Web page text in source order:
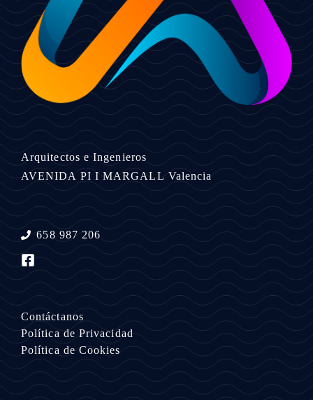
Arquitectos e Ingenieros
AVENIDA PI I MARGALL Valencia
658 987 206
Contáctanos
Política de Privacidad
Política de Cookies